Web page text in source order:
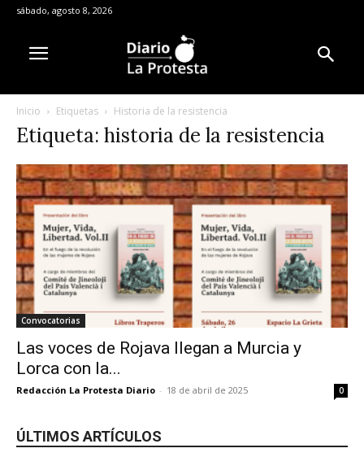
sábado, agosto 8, 2026
Inicio Etiquetas Historia de la resistencia
Etiqueta: historia de la resistencia
Convocatorias
Las voces de Rojava llegan a Murcia y
Lorca con la...
Redacción La Protesta Diario - 18 de abril de 2025 0
ÚLTIMOS ARTÍCULOS